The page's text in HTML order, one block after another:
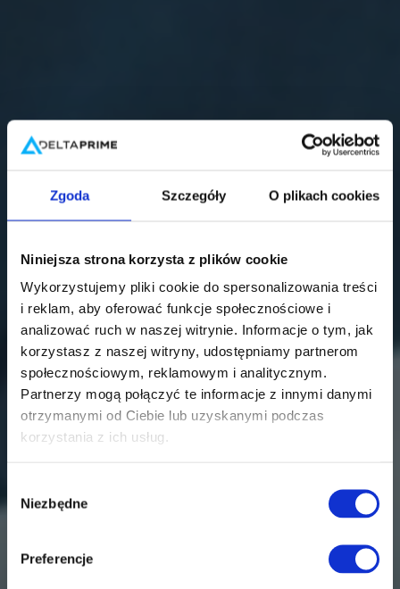
Zgoda Szczegóły O plikach cookies
Niniejsza strona korzysta z plików cookie
Wykorzystujemy pliki cookie do spersonalizowania treści
i reklam, aby oferować funkcje społecznościowe i
analizować ruch w naszej witrynie. Informacje o tym, jak
korzystasz z naszej witryny, udostępniamy partnerom
społecznościowym, reklamowym i analitycznym.
Partnerzy mogą połączyć te informacje z innymi danymi
otrzymanymi od Ciebie lub uzyskanymi podczas
korzystania z ich usług.
zgody
Niezbędne
Preferencje